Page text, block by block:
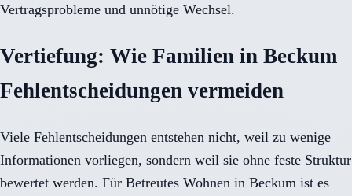
Vertragsprobleme und unnötige Wechsel.
Vertiefung: Wie Familien in Beckum
Fehlentscheidungen vermeiden
Viele Fehlentscheidungen entstehen nicht, weil zu wenige
Informationen vorliegen, sondern weil sie ohne feste Struktur
bewertet werden. Für Betreutes Wohnen in Beckum ist es